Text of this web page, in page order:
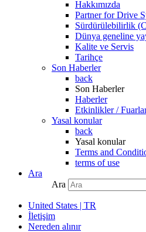
Hakkımızda
Partner for Drive
Sürdürülebilirlik
Dünya geneline
Kalite ve Servis
Tarihçe
Son Haberler
back
Son Haberler
Haberler
Etkinlikler /
Yasal konular
back
Yasal konular
Terms and
terms of use
Ara
Ara
United States | TR
İletişim
Nereden alınır